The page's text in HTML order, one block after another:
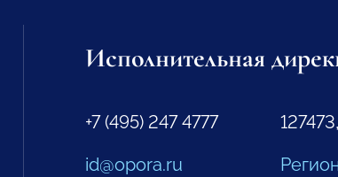
Исполнительная
+7 (495) 247 4777
id@opora.ru